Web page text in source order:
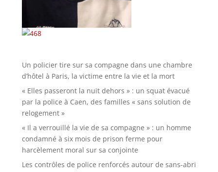
Un policier tire sur sa compagne dans une chambre
d’hôtel à Paris, la victime entre la vie et la mort
« Elles passeront la nuit dehors » : un squat évacué
par la police à Caen, des familles « sans solution de
relogement »
« Il a verrouillé la vie de sa compagne » : un homme
condamné à six mois de prison ferme pour
harcèlement moral sur sa conjointe
Les contrôles de police renforcés autour de sans-abri